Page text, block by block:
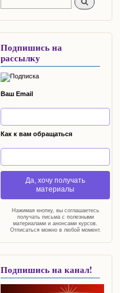
Подпишись на
рассылку
Ваш Email
Как к вам обращаться
Да, хочу получать
материалы
Нажимая кнопку, вы соглашаетесь
получать письма с полезными
материалами и анонсами курсов.
Отписаться можно в любой момент.
Подпишись на канал!